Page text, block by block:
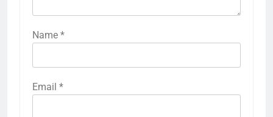
Name *
Email *